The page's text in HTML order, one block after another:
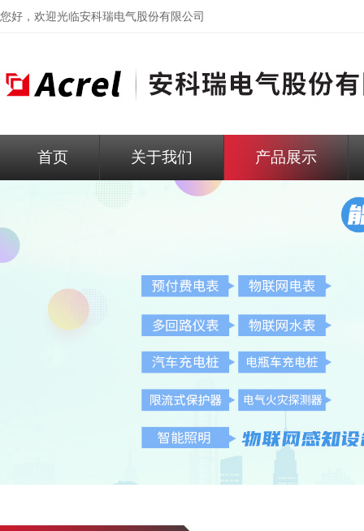
您好，欢迎光临安科瑞电气股份有限公司
首页 关于我们 产品展示